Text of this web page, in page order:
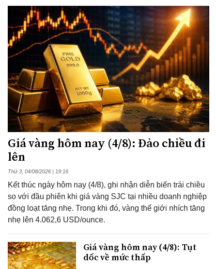
Giá vàng hôm nay (4/8): Đảo chiều đi
lên
Thứ 3, 04/08/2026 | 19:16
Kết thúc ngày hôm nay (4/8), ghi nhận diễn biến trái chiều
so với đầu phiên khi giá vàng SJC tại nhiều doanh nghiệp
đồng loạt tăng nhẹ. Trong khi đó, vàng thế giới nhích tăng
nhẹ lên 4.062,6 USD/ounce.
Giá vàng hôm nay (4/8): Tụt
dốc về mức thấp